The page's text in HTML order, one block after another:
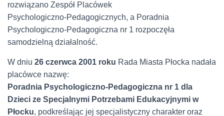
rozwiązano Zespół Placówek
Psychologiczno‑Pedagogicznych, a Poradnia
Psychologiczno‑Pedagogiczna nr 1 rozpoczęła
samodzielną działalność.
W dniu 26 czerwca 2001 roku Rada Miasta Płocka nadała
placówce nazwę:
Poradnia Psychologiczno‑Pedagogiczna nr 1 dla
Dzieci ze Specjalnymi Potrzebami Edukacyjnymi w
Płocku, podkreślając jej specjalistyczny charakter oraz